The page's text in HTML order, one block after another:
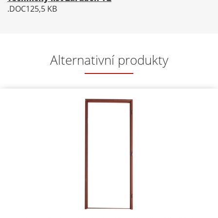
.DOC125,5 KB
Alternativní produkty